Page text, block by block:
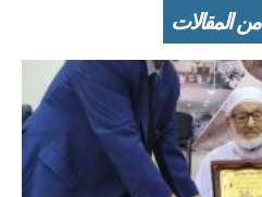
من المقالات